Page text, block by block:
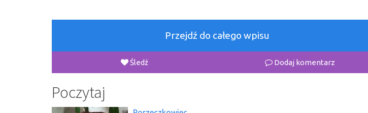
Przejdź do całego wpisu
Śledź Dodaj komentarz
Poczytaj